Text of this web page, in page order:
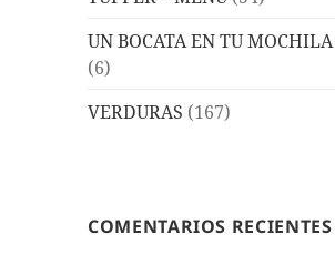
UN BOCATA EN TU MOCHILA
(6)
VERDURAS (167)
COMENTARIOS RECIENTES